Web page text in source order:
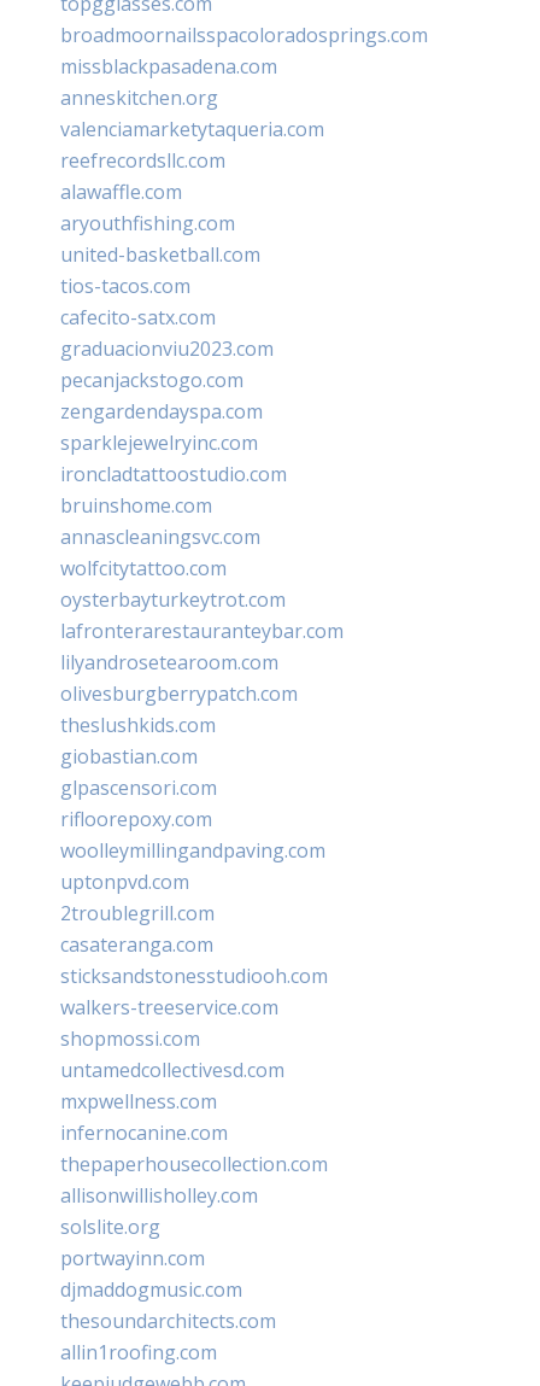
broadmoornailsspacoloradosprings.com
missblackpasadena.com
anneskitchen.org
valenciamarketytaqueria.com
reefrecordsllc.com
alawaffle.com
aryouthfishing.com
united-basketball.com
tios-tacos.com
cafecito-satx.com
graduacionviu2023.com
pecanjackstogo.com
zengardendayspa.com
sparklejewelryinc.com
ironcladtattoostudio.com
bruinshome.com
annascleaningsvc.com
wolfcitytattoo.com
oysterbayturkeytrot.com
lafronterarestauranteybar.com
lilyandrosetearoom.com
olivesburgberrypatch.com
theslushkids.com
giobastian.com
glpascensori.com
rifloorepoxy.com
woolleymillingandpaving.com
uptonpvd.com
2troublegrill.com
casateranga.com
sticksandstonesstudiooh.com
walkers-treeservice.com
shopmossi.com
untamedcollectivesd.com
mxpwellness.com
infernocanine.com
thepaperhousecollection.com
allisonwillisholley.com
solslite.org
portwayinn.com
djmaddogmusic.com
thesoundarchitects.com
allin1roofing.com